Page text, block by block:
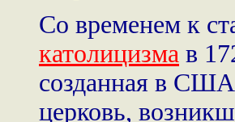
Со временем к
католицизма в
созданная в США
церковь,